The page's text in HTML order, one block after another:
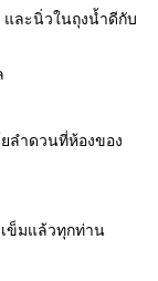
ละนิ่วในถุงน้ำดีกับ
ลำดวนที่ห้องของ
ข็มแล้วทุกท่าน